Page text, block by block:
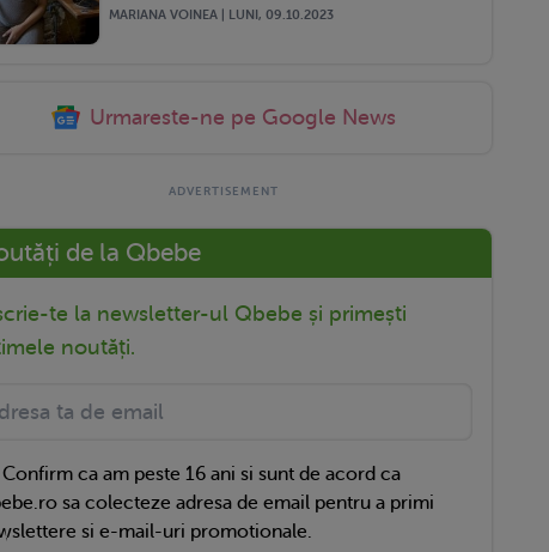
MARIANA VOINEA | LUNI, 09.10.2023
Urmareste-ne pe Google News
de la Qbebe
te la newsletter-ul Qbebe și primești
noutăți.
Confirm ca am peste 16 ani si sunt de acord ca
sa colecteze adresa de email pentru a primi
si e-mail-uri promotionale.